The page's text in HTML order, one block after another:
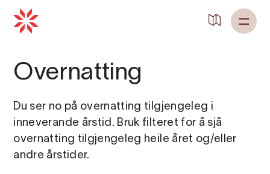
Overnatting
Du ser no på overnatting tilgjengeleg i
inneverande årstid. Bruk filteret for å sjå
overnatting tilgjengeleg heile året og/eller
andre årstider.